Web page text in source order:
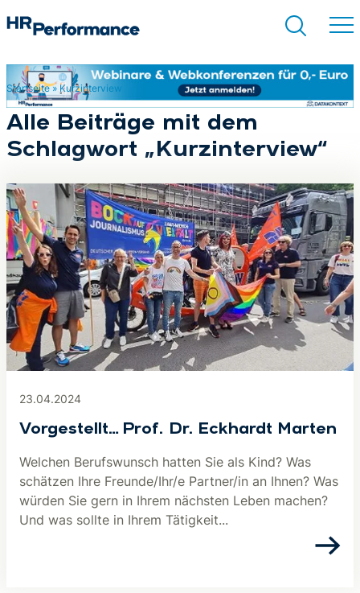
Suchen
Startseite» Kurzinterview
Alle Beiträge mit dem
Schlagwort „Kurzinterview“
23.04.2024
Vorgestellt…Prof. Dr. Eckhardt Marten
Welchen Berufswunsch hatten Sie als Kind? Was
schätzen Ihre Freunde/Ihr/e Partner/in an Ihnen? Was
würden Sie gern in Ihrem nächsten Leben machen?
Und was sollte in Ihrem Tätigkeit...